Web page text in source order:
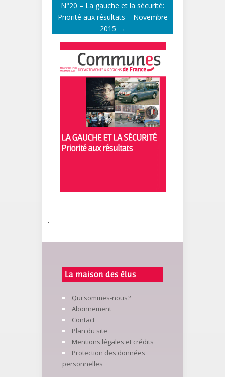
N°20 – La gauche et la sécurité:
Priorité aux résultats – Novembre
2015 →
-
La maison des élus
Qui sommes-nous?
Abonnement
Contact
Plan du site
Mentions légales et crédits
Protection des données
personnelles